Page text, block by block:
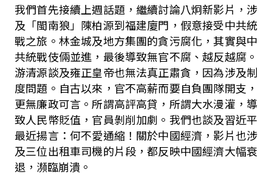
我們首先接續上週話題，繼續討論八炯新影片，涉
及「閩南狼」陳柏源到福建廈門，假意接受中共統
戰之旅。林金城及地方集團的貪污腐化，其實與中
共統戰伎倆並進，最後導致無官不腐、越反越腐。
游清源談及雍正皇帝也無法真正肅貪，因為涉及制
度問題。自古以來，官不高薪而要自負團隊開支，
更無廉政可言。所謂高評高貸，所謂大水漫灌，導
致人民幣貶值，官員剝削加劇。我們也談及習近平
最近揚言：何不愛通縮！關於中國經濟，影片也涉
及三位出租車司機的片段，都反映中國經濟大幅衰
退，瀕臨崩潰。